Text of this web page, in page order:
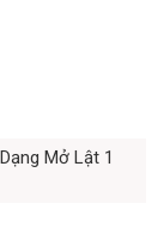
Mở Lật 1